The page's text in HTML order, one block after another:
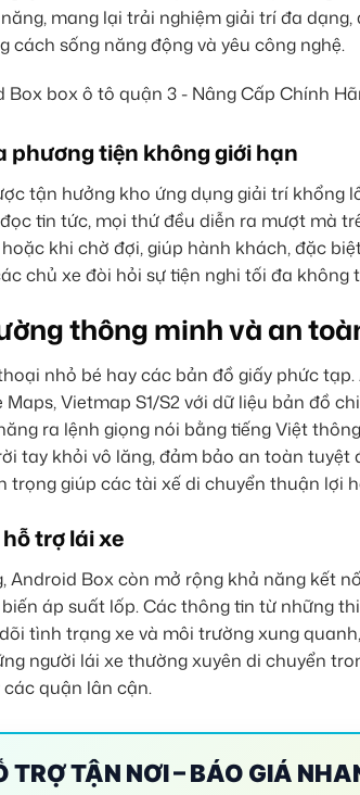
mang lại trải nghiệm giải trí đa
cách sống năng động và yêu công nghệ.
phương tiện không giới hạn
tận hưởng kho ứng dụng giải trí khổng
tin tức, mọi thứ đều diễn ra mượt mà
khi chờ đợi, giúp hành khách, đặc
chủ xe đòi hỏi sự tiện nghi tối đa không
thông minh và an
nhỏ bé hay các bản đồ giấy phức
Vietmap S1/S2 với dữ liệu bản đồ
ra lệnh giọng nói bằng tiếng Việt
tay khỏi vô lăng, đảm bảo an toàn
trọng giúp các tài xế di chuyển thuận lợi
trợ lái xe
Android Box còn mở rộng khả năng kết
áp suất lốp. Các thông tin từ những
tình trạng xe và môi trường xung
người lái xe thường xuyên di chuyển
các quận lân cận.
TRỢ TẬN NƠI – BÁO GIÁ